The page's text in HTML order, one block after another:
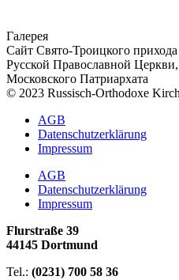
Галерея
Сайт Свято-Троицкого
Русской Православной
Московского Патриархата
© 2023 Russisch-Orthodoxe
АGB
Datenschutzerklärung
Impressum
АGB
Datenschutzerklärung
Impressum
Flurstraße 39
44145 Dortmund
Tel.: (0231) 700 58 36